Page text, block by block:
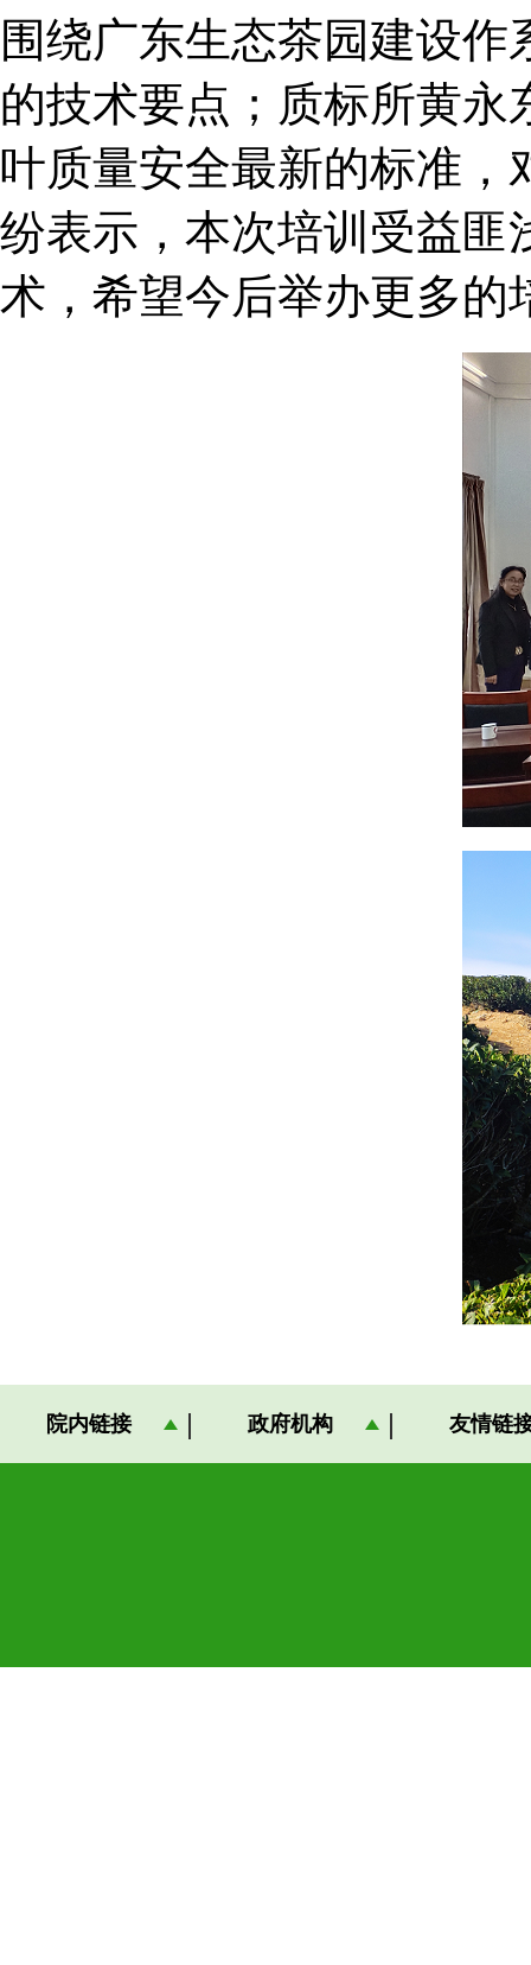
围绕广东生态茶园建设
的技术要点；质标所黄永
叶质量安全最新的标准
纷表示，本次培训受益匪
术，希望今后举办更多的
院内链接 政府机构 友情链